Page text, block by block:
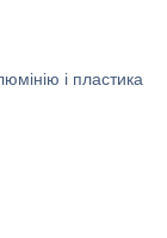
і пластика